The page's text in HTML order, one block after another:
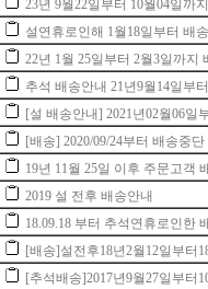
23년 9월22일부터 10월04일까
설연휴로인해 1월18일부터 배
22년 1월 25일부터 2월3일까지
추석 배송안내 21년9월14일부
[설 배송안내] 2021년02월06일
[배송] 2020/09/24부터 배송중
19년 11월 25일 이후 주문고객
2019 설 전후 배송안내
18.09.18 부터 추석연휴로인한
[배송]설전후18년2월12일부터
[추석배송]2017년9월27일부터